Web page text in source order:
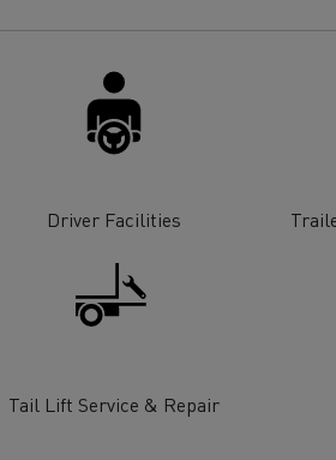
Driver Facilities
Tail Lift Service & Repair